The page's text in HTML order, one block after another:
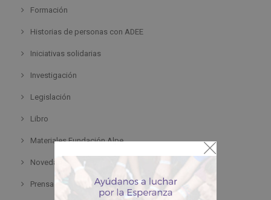
Formación
Historias de personas con ADEE
Iniciativas solidarias
Investigación
Legislación
Libro
Materiales Fundación Alpe
Novedad
Prensa